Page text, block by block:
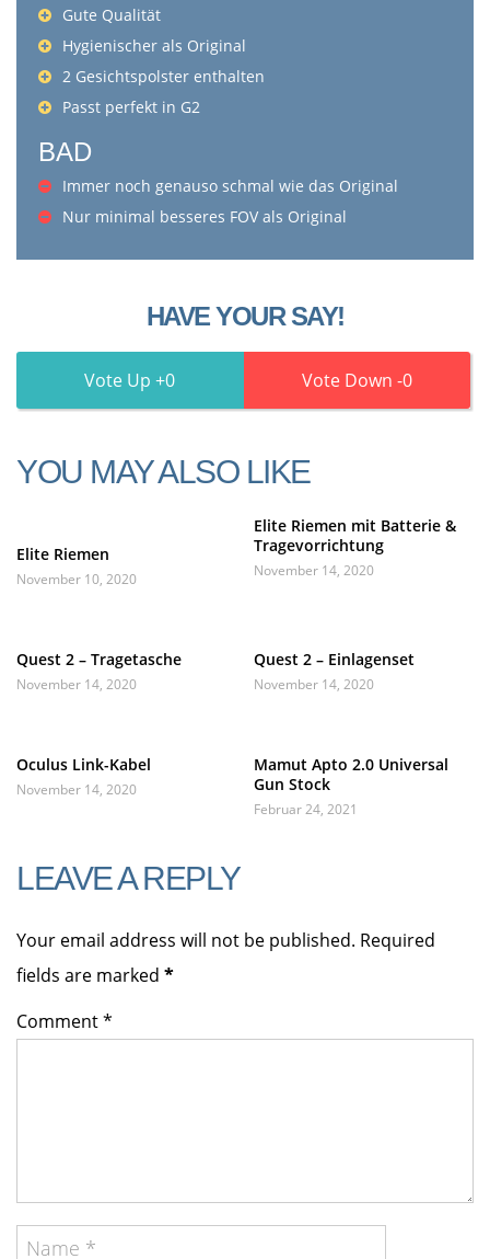
Gute Qualität
Hygienischer als Original
2 Gesichtspolster enthalten
Passt perfekt in G2
BAD
Immer noch genauso schmal wie das Original
Nur minimal besseres FOV als Original
HAVE YOUR SAY!
0 0
YOU MAY ALSO LIKE
Elite Riemen
November 10, 2020
Elite Riemen mit Batterie &
Tragevorrichtung
November 14, 2020
Quest 2 – Tragetasche
November 14, 2020
Quest 2 – Einlagenset
November 14, 2020
Oculus Link-Kabel
November 14, 2020
Mamut Apto 2.0 Universal
Gun Stock
Februar 24, 2021
LEAVE A REPLY
Your email address will not be published. Required
fields are marked *
Comment *